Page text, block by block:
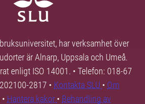
har verksamhet över
är Alnarp, Uppsala och Umeå.
enligt ISO 14001. • Telefon: 018-67
2817 • Kontakta SLU • Om
• Hantera kakor • Behandling av